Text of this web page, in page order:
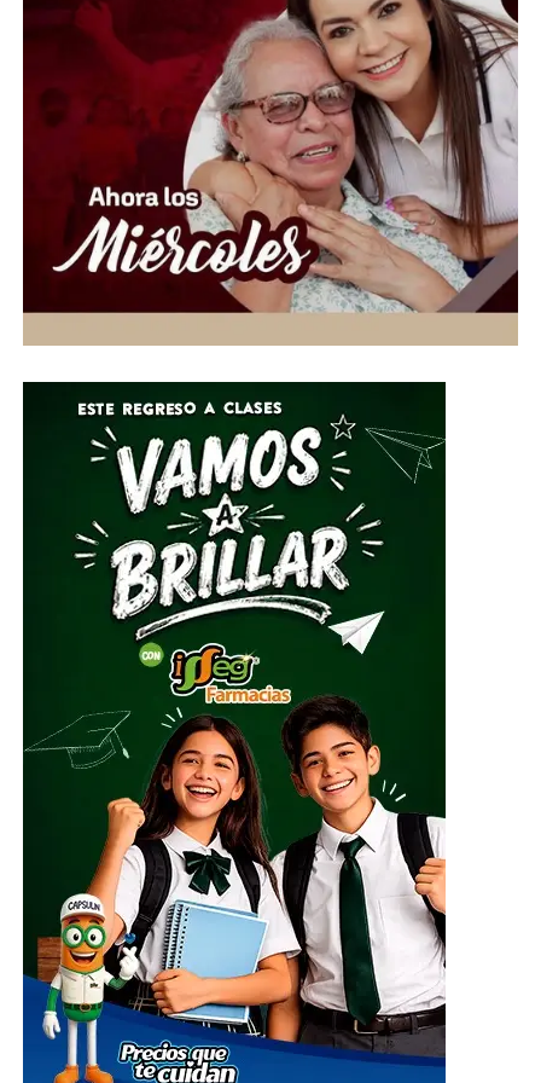
campus y áreas de la institución: cinco del Campus
Celaya-Salvatierra, 14 del Campus Guanajuato, cinco del
Campus Irapuato-Salamanca, nueve del Campus León,
16 del Colegio del Nivel Medio Superior y 11 de la
Rectoría General. Como parte de la ceremonia también
se impartió la conferencia “Jubilación, un cambio de
vida, no un final”, reforzando el mensaje de que el retiro
laboral representa una oportunidad para emprender
nuevos proyectos, mientras el legado de quienes
dedicaron décadas a la educación universitaria
permanece en las generaciones presentes y futuras.